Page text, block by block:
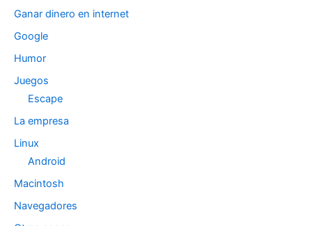
Ganar dinero en internet
Google
Humor
Juegos
Escape
La empresa
Linux
Android
Macintosh
Navegadores